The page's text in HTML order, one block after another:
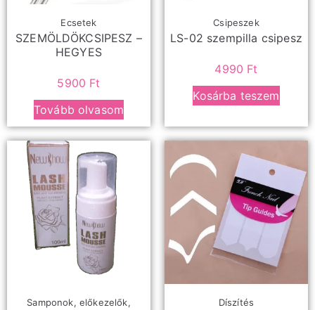
Ecsetek
SZEMÖLDÖKCSIPESZ –
HEGYES
5900 Ft
Tovább olvasom
Csipeszek
LS-02 szempilla csipesz
4990 Ft
Kosárba teszem
Samponok, előkezelők,
Díszítés